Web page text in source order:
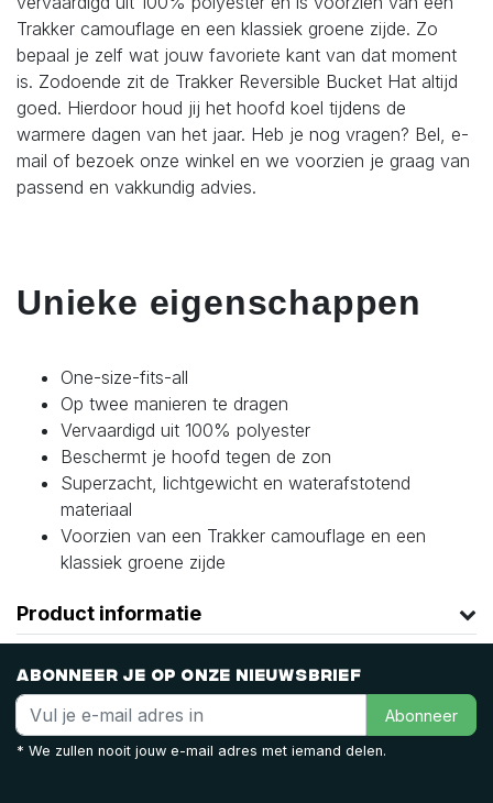
Trakker camouflage en een klassiek groene zijde. Zo
bepaal je zelf wat jouw favoriete kant van dat moment
is. Zodoende zit de Trakker Reversible Bucket Hat altijd
goed. Hierdoor houd jij het hoofd koel tijdens de
warmere dagen van het jaar. Heb je nog vragen? Bel, e-
mail of bezoek onze winkel en we voorzien je graag van
passend en vakkundig advies.
Unieke eigenschappen
One-size-fits-all
Op twee manieren te dragen
Vervaardigd uit 100% polyester
Beschermt je hoofd tegen de zon
Superzacht, lichtgewicht en waterafstotend
materiaal
Voorzien van een Trakker camouflage en een
klassiek groene zijde
Product informatie
Abonneer je op onze nieuwsbrief
Abonneer
* We zullen nooit jouw e-mail adres met iemand delen.